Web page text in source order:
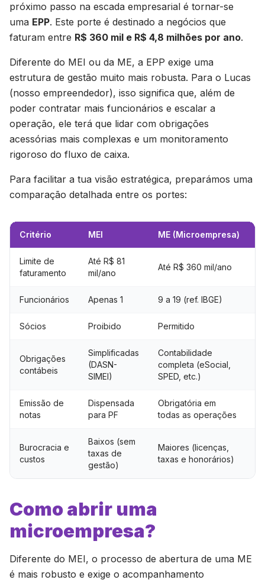
próximo passo na escada empresarial é tornar-se
uma EPP. Este porte é destinado a negócios que
faturam entre R$ 360 mil e R$ 4,8 milhões por ano.
Diferente do MEI ou da ME, a EPP exige uma
estrutura de gestão muito mais robusta. Para o Lucas
(nosso empreendedor), isso significa que, além de
poder contratar mais funcionários e escalar a
operação, ele terá que lidar com obrigações
acessórias mais complexas e um monitoramento
rigoroso do fluxo de caixa.
Para facilitar a tua visão estratégica, preparámos uma
comparação detalhada entre os portes:
Critério MEI ME (Microempresa)
Limite de
faturamento
Até R$ 81
mil/ano
Até R$ 360 mil/ano
Funcionários Apenas 1 9 a 19 (ref. IBGE)
Sócios Proibido Permitido
Obrigações
contábeis
Simplificadas
(DASN-
SIMEI)
Contabilidade
completa (eSocial,
SPED, etc.)
Emissão de
notas
Dispensada
para PF
Obrigatória em
todas as operações
Burocracia e
custos
Baixos (sem
taxas de
gestão)
Maiores (licenças,
taxas e honorários)
Como abrir uma
microempresa?
Diferente do MEI, o processo de abertura de uma ME
é mais robusto e exige o acompanhamento